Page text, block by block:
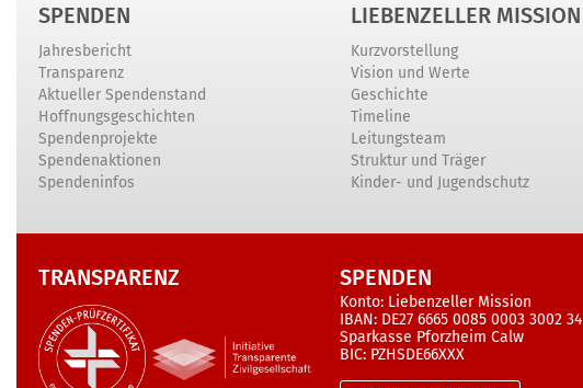
SPENDEN
Jahresbericht
Transparenz
Aktueller Spendenstand
Hoffnungsgeschichten
Spendenprojekte
Spendenaktionen
Spendeninfos
LIEBENZELLER MISSION
Kurzvorstellung
Vision und Werte
Geschichte
Timeline
Leitungsteam
Struktur und Träger
Kinder- und Jugendschutz
TRANSPARENZ SPENDEN
Konto: Liebenzeller Mission
IBAN: DE27 6665 0085 0003 3002 34
Sparkasse Pforzheim Calw
BIC: PZHSDE66XXX